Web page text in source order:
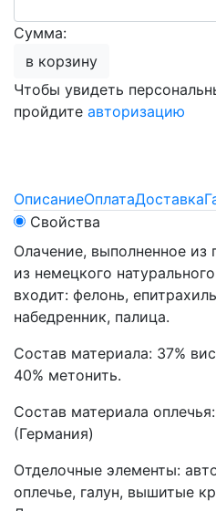
Сумма:
в корзину
Чтобы увидеть
пройдите авторизацию
ОписаниеОплатаДоставка
Свойства
Олачение, выполненное из
из немецкого
входит: фелонь,
набедренник, палица.
Состав материала: 37%
40% метонить.
Состав материала
(Германия)
Отделочные элементы:
оплечье, галун, вышитые